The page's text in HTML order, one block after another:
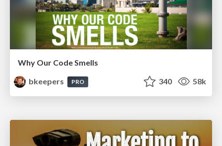
Why Our Code Smells
bkeepers
PRO 340 58k